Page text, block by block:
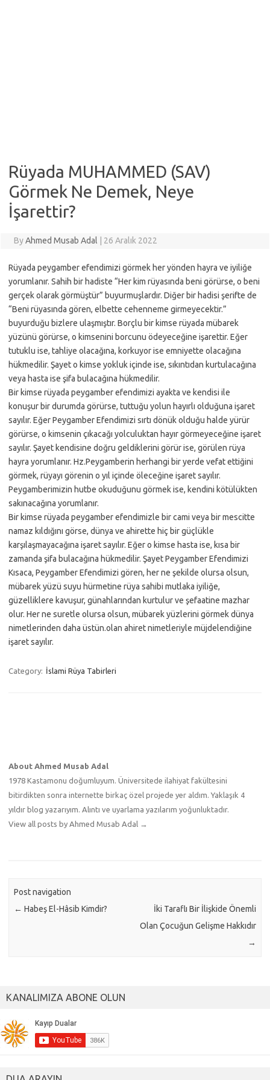
Rüyada MUHAMMED (SAV)
Görmek Ne Demek, Neye
İşarettir?
ByAhmed Musab Adal 26 Aralık 2022
Rüyada peygamber efendimizi görmek her yönden hayra ve iyiliğe
yorumlanır. Sahih bir hadiste “Her kim rüyasında beni görürse, o beni
gerçek olarak görmüştür” buyurmuşlardır. Diğer bir hadisi şerifte de
“Beni rüyasında gören, elbette cehenneme girmeyecektir.”
buyurduğu bizlere ulaşmıştır. Borçlu bir kimse rüyada mübarek
yüzünü görürse, o kimsenini borcunu ödeyeceğine işarettir. Eğer
tutuklu ise, tahliye olacağına, korkuyor ise emniyette olacağına
hükmedilir. Şayet o kimse yokluk içinde ise, sıkıntıdan kurtulacağına
veya hasta ise şifa bulacağına hükmedilir.
Bir kimse rüyada peygamber efendimizi ayakta ve kendisi ile
konuşur bir durumda görürse, tuttuğu yolun hayırlı olduğuna işaret
sayılır. Eğer Peygamber Efendimizi sırtı dönük olduğu halde yürür
görürse, o kimsenin çıkacağı yolculuktan hayır görmeyeceğine işaret
sayılır. Şayet kendisine doğru geldiklerini görür ise, görülen rüya
hayra yorumlanır. Hz.Peygamberin herhangi bir yerde vefat ettiğini
görmek, rüyayı görenin o yıl içinde öleceğine işaret sayılır.
Peygamberimizin hutbe okuduğunu görmek ise, kendini kötülükten
sakınacağına yorumlanır.
Bir kimse rüyada peygamber efendimizle bir cami veya bir mescitte
namaz kıldığını görse, dünya ve ahirette hiç bir güçlükle
karşılaşmayacağına işaret sayılır. Eğer o kimse hasta ise, kısa bir
zamanda şifa bulacağına hükmedilir. Şayet Peygamber Efendimizi
Kısaca, Peygamber Efendimizi gören, her ne şekilde olursa olsun,
mübarek yüzü suyu hürmetine rüya sahibi mutlaka iyiliğe,
güzelliklere kavuşur, günahlarından kurtulur ve şefaatine mazhar
olur. Her ne suretle olursa olsun, mübarek yüzlerini görmek dünya
nimetlerinden daha üstün.olan ahiret nimetleriyle müjdelendiğine
işaret sayılır.
Category: İslami Rüya Tabirleri
About Ahmed Musab Adal
1978 Kastamonu doğumluyum. Üniversitede ilahiyat fakültesini
bitirdikten sonra internette birkaç özel projede yer aldım. Yaklaşık 4
yıldır blog yazarıyım. Alıntı ve uyarlama yazılarım yoğunluktadır.
View all posts by Ahmed Musab Adal →
Post navigation
← Habeş El-Hâsib Kimdir?
İki Taraflı Bir İlişkide Önemli
Olan Çocuğun Gelişme Hakkıdır
→
KANALIMIZA ABONE OLUN